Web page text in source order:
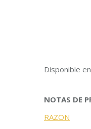
Disponible
NOTAS DE
RAZON